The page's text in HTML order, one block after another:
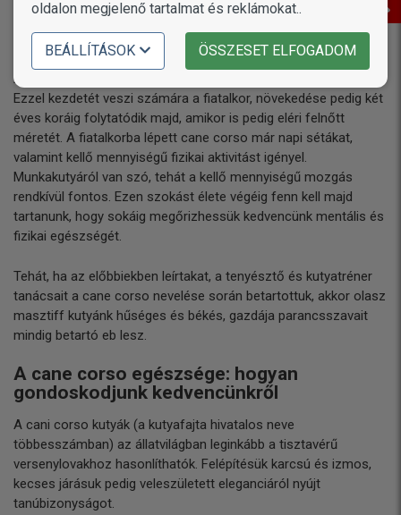
időre karanténba, vagy rosszabb esetben kötelezően utasítsák
elaltatását.
A cane corso kutya hat hónapos korára eléri nemi érettségét.
Ezzel kezdetét veszi számára a fiatalkor, növekedése pedig két
éves koráig folytatódik majd, amikor is pedig eléri felnőtt
méretét. A fiatalkorba lépett cane corso már napi sétákat,
valamint kellő mennyiségű fizikai aktivitást igényel.
Munkakutyáról van szó, tehát a kellő mennyiségű mozgás
rendkívül fontos. Ezen szokást élete végéig fenn kell majd
tartanunk, hogy sokáig megőrizhessük kedvencünk mentális és
fizikai egészségét.
Tehát, ha az előbbiekben leírtakat, a tenyésztő és kutyatréner
tanácsait a cane corso nevelése során betartottuk, akkor olasz
masztiff kutyánk hűséges és békés, gazdája parancsszavait
mindig betartó eb lesz.
A cane corso egészsége: hogyan
gondoskodjunk kedvencünkről
A cani corso kutyák (a kutyafajta hivatalos neve
többesszámban) az állatvilágban leginkább a tisztavérű
versenylovakhoz hasonlíthatók. Felépítésük karcsú és izmos,
kecses járásuk pedig veleszületett eleganciáról nyújt
tanúbizonyságot.
oldalon megjelenő tartalmat és reklámokat..
BEÁLLÍTÁSOK ÖSSZESET ELFOGADOM